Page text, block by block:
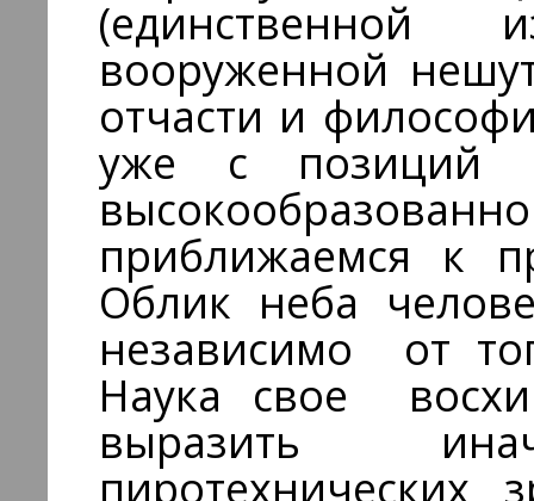
(единственной
вооруженной
отчасти и
уже с позиций
приближаемся к
Облик неба
независимо от
Наука свое
выразить
пиротехнических